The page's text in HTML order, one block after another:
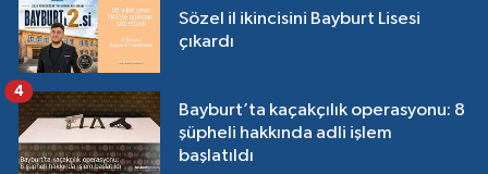
Sözel il ikincisini Bayburt Lisesi
çıkardı
Bayburt’ta kaçakçılık operasyonu: 8
şüpheli hakkında adli işlem
başlatıldı
4